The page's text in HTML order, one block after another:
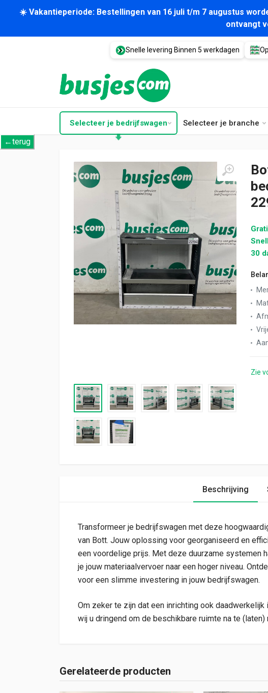
☀️ Vakantieperiode: Bestellingen van 16 juli t/m 7 augustus
ontvangt
Snelle levering Binnen 5 werkdagen
Selecteer je bedrijfswagen Selecteer je branche
←terug
30
Zie
Beschrijving
Transformeer je bedrijfswagen met deze
van Bott. Jouw oplossing voor georganiseerd en
een voordelige prijs. Met deze duurzame systemen
je jouw materiaalvervoer naar een hoger niveau.
voor een slimme investering in jouw bedrijfswagen.
Om zeker te zijn dat een inrichting ook
wij u dringend om de beschikbare ruimte na te
Gerelateerde producten